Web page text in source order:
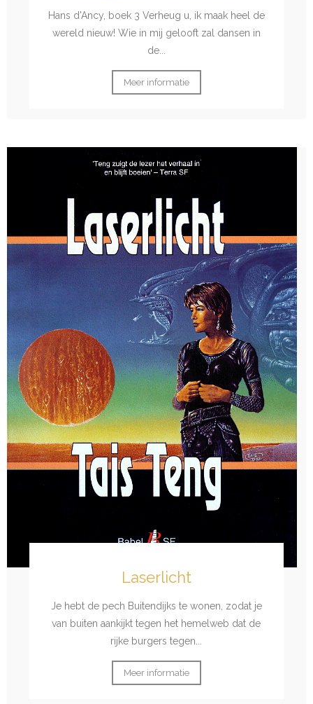
Hans d'Ancy, boek 3 Verheug u, ik maak heel de
wereld nieuw! Wie in mij gelooft zal dansen in
de...
Meer informatie
Laserlicht
Je hebt de pech Buitendijks te wonen, zodat je
van buiten aankijkt tegen het hemelweb dat de
rijke burgers tegen...
Meer informatie